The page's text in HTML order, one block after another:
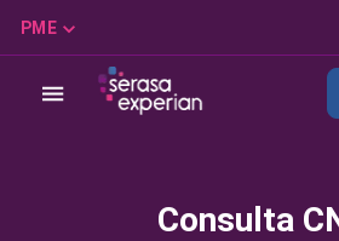
PME
Consulta